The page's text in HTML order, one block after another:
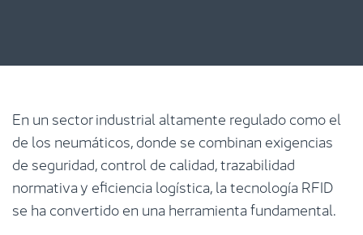
En un sector industrial altamente regulado como el
de los neumáticos, donde se combinan exigencias
de seguridad, control de calidad, trazabilidad
normativa y eficiencia logística, la tecnología RFID
se ha convertido en una herramienta fundamental.